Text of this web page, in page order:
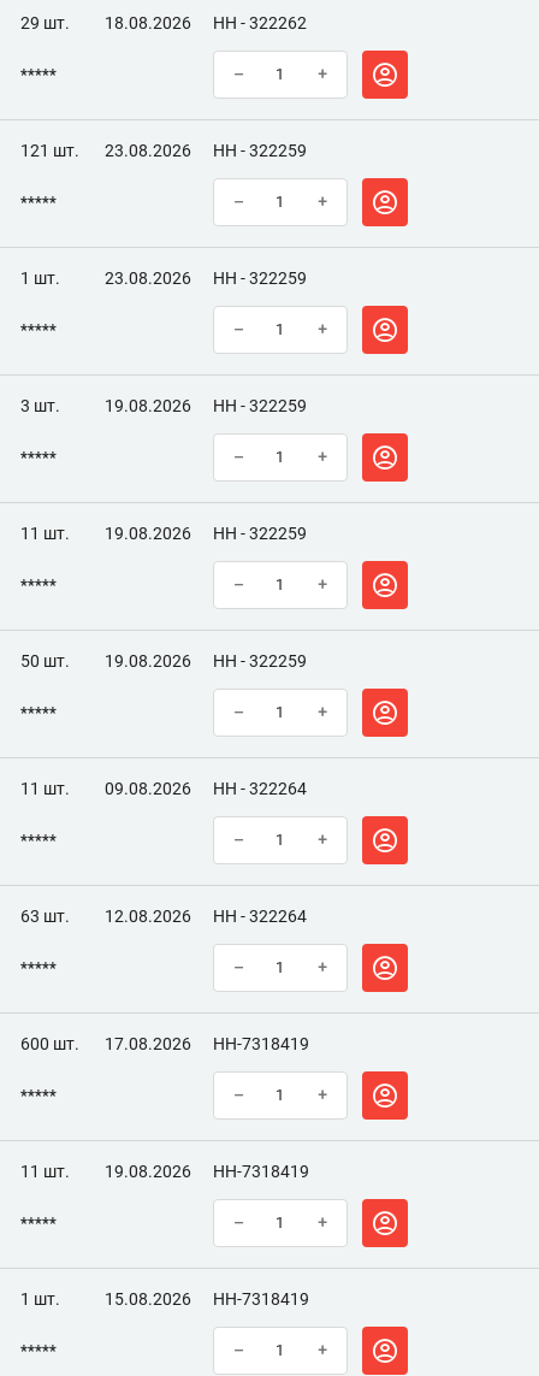
29 шт. 18.08.2026 НН - 322262
***** – +
121 шт. 23.08.2026 НН - 322259
***** – +
1 шт. 23.08.2026 НН - 322259
***** – +
3 шт. 19.08.2026 НН - 322259
***** – +
11 шт. 19.08.2026 НН - 322259
***** – +
50 шт. 19.08.2026 НН - 322259
***** – +
11 шт. 09.08.2026 НН - 322264
***** – +
63 шт. 12.08.2026 НН - 322264
***** – +
600 шт. 17.08.2026 НН-7318419
***** – +
11 шт. 19.08.2026 НН-7318419
***** – +
1 шт. 15.08.2026 НН-7318419
***** – +